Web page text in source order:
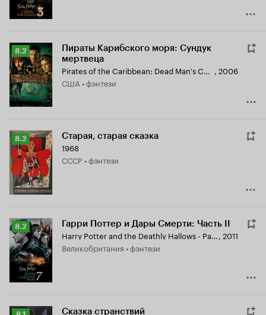
Рейтинг
Кинопоиска
8.2
8.2
Пираты Карибского моря: Сундук
мертвеца
Pirates of the Caribbean: Dead Man's Chest , 2006
США • фэнтези
Рейтинг
Кинопоиска
8.2
8.2 Старая, старая сказка
1968
СССР • фэнтези
Рейтинг
Кинопоиска
8.2
8.2 Гарри Поттер и Дары Смерти: Часть II
Harry Potter and the Deathly Hallows - Part 2, 2011
Великобритания • фэнтези
Сказка странствий